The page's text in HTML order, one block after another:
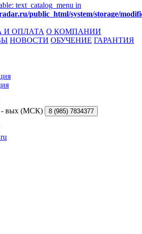
text_catalog_menu in
public_html/system/storage/
И ОПЛАТА О КОМПАНИИ
НОВОСТИ ОБУЧЕНИЕ ГАРАНТИЯ
вых (МСК) 8 (985) 7834377